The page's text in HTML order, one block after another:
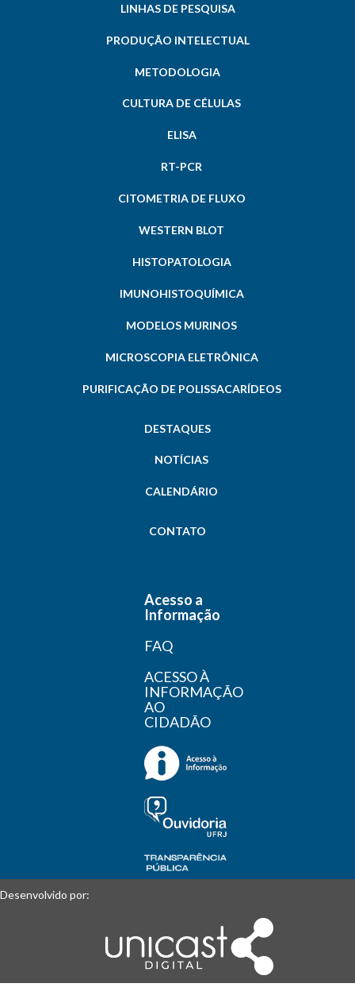
LINHAS DE PESQUISA
PRODUÇÃO INTELECTUAL
METODOLOGIA
CULTURA DE CÉLULAS
ELISA
RT-PCR
CITOMETRIA DE FLUXO
WESTERN BLOT
HISTOPATOLOGIA
IMUNOHISTOQUÍMICA
MODELOS MURINOS
MICROSCOPIA ELETRÔNICA
PURIFICAÇÃO DE POLISSACARÍDEOS
DESTAQUES
NOTÍCIAS
CALENDÁRIO
CONTATO
Acesso a
Informação
FAQ
ACESSO À
INFORMAÇÃO
AO
CIDADÃO
Desenvolvido por: